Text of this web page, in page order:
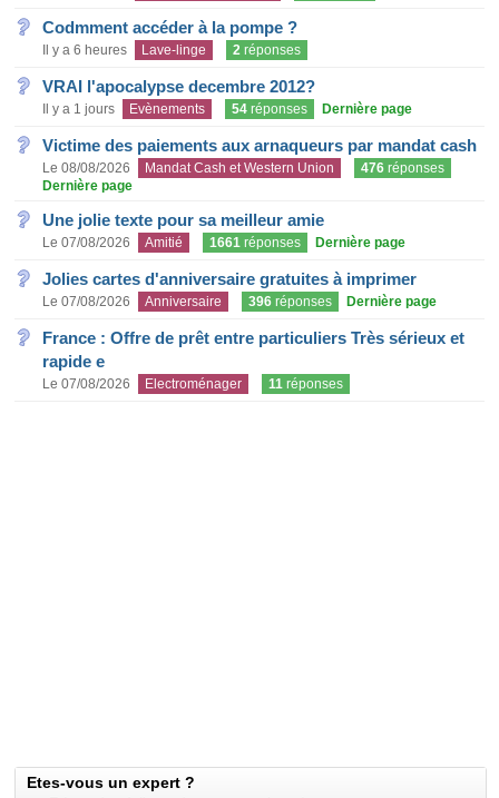
Codmment accéder à la pompe ?
Il y a 6 heures Lave-linge 2 réponses
VRAI l'apocalypse decembre 2012?
Il y a 1 jours Evènements 54 réponses Dernière page
Victime des paiements aux arnaqueurs par mandat cash
Le 08/08/2026 Mandat Cash et Western Union 476 réponses
Dernière page
Une jolie texte pour sa meilleur amie
Le 07/08/2026 Amitié 1661 réponses Dernière page
Jolies cartes d'anniversaire gratuites à imprimer
Le 07/08/2026 Anniversaire 396 réponses Dernière page
France : Offre de prêt entre particuliers Très sérieux et
rapide e
Le 07/08/2026 Electroménager 11 réponses
Etes-vous un expert ?